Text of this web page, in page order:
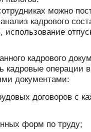
можно
кадрового
использование
кадрового
кадровые операции
документами:
договоров с
форм по труду;